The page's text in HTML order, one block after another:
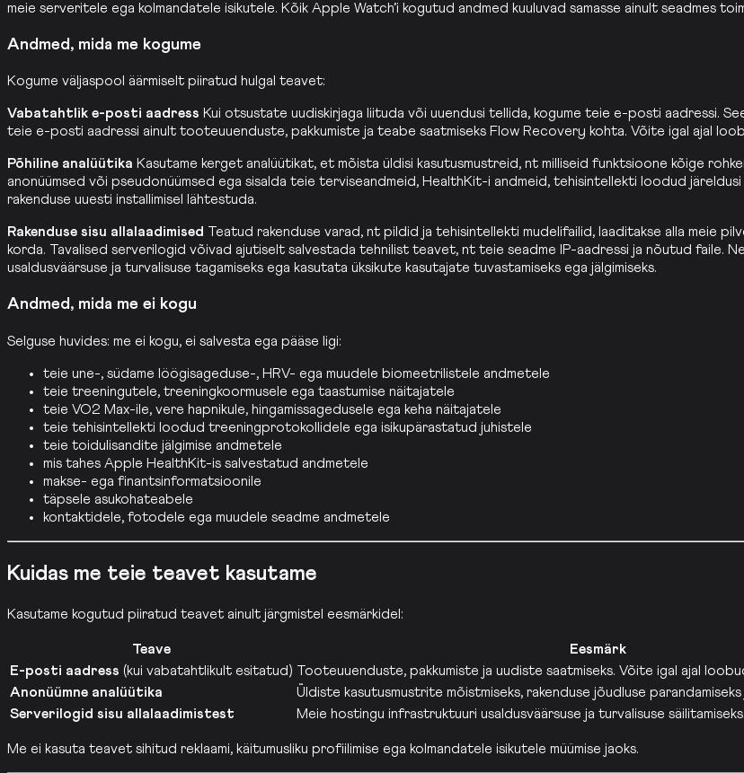
meie serveritele ega kolmandatele isikutele. Kõik Apple Watch’i kogutud andmed kuuluvad samasse ainult seadmes
Andmed, mida me kogume
Kogume väljaspool äärmiselt piiratud hulgal teavet:
Vabatahtlik e-posti aadress Kui otsustate uudiskirjaga liituda või uuendusi tellida, kogume teie e-posti aadressi.
teie e-posti aadressi ainult tooteuuenduste, pakkumiste ja teabe saatmiseks Flow Recovery kohta. Võite igal ajal
Põhiline analüütika Kasutame kerget analüütikat, et mõista üldisi kasutusmustreid, nt milliseid funktsioone kõige
anonüümsed või pseudonüümsed ega sisalda teie terviseandmeid, HealthKit-i andmeid, tehisintellekti loodud
rakenduse uuesti installimisel lähtestuda.
Rakenduse sisu allalaadimised Teatud rakenduse varad, nt pildid ja tehisintellekti mudelifailid, laaditakse alla meie
korda. Tavalised serverilogid võivad ajutiselt salvestada tehnilist teavet, nt teie seadme IP-aadressi ja nõutud faile.
usaldusväärsuse ja turvalisuse tagamiseks ega kasutata üksikute kasutajate tuvastamiseks ega jälgimiseks.
Andmed, mida me ei kogu
Selguse huvides: me ei kogu, ei salvesta ega pääse ligi:
teie une-, südame löögisageduse-, HRV- ega muudele biomeetrilistele andmetele
teie treeningutele, treeningkoormusele ega taastumise näitajatele
teie VO2 Max-ile, vere hapnikule, hingamissagedusele ega keha näitajatele
teie tehisintellekti loodud treeningprotokollidele ega isikupärastatud juhistele
teie toidulisandite jälgimise andmetele
mis tahes Apple HealthKit-is salvestatud andmetele
makse- ega finantsinformatsioonile
täpsele asukohateabele
kontaktidele, fotodele ega muudele seadme andmetele
Kuidas me teie teavet kasutame
Kasutame kogutud piiratud teavet ainult järgmistel eesmärkidel:
Teave
Eesmärk
E-posti aadress (kui vabatahtlikult esitatud) Tooteuuenduste, pakkumiste ja uudiste saatmiseks. Võite igal ajal
Anonüümne analüütika
Üldiste kasutusmustrite mõistmiseks, rakenduse jõudluse
Serverilogid sisu allalaadimistest
Meie hostingu infrastruktuuri usaldusväärsuse ja turvalisuse säilitamiseks.
Me ei kasuta teavet sihitud reklaami, käitumusliku profiilimise ega kolmandatele isikutele müümise jaoks.